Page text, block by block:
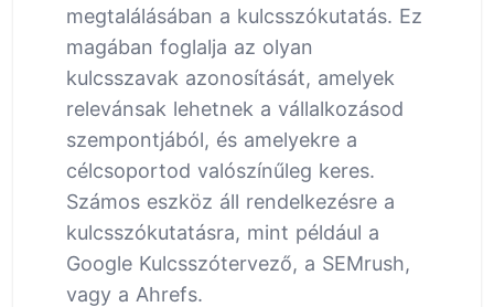
megtalálásában a kulcsszókutatás. Ez
magában foglalja az olyan
kulcsszavak azonosítását, amelyek
relevánsak lehetnek a vállalkozásod
szempontjából, és amelyekre a
célcsoportod valószínűleg keres.
Számos eszköz áll rendelkezésre a
kulcsszókutatásra, mint például a
Google Kulcsszótervező, a SEMrush,
vagy a Ahrefs.